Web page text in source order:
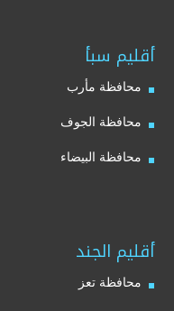
أقليم سبأ
محافظة مأرب
محافظة الجوف
محافظة البيضاء
أقليم الجند
محافظة تعز